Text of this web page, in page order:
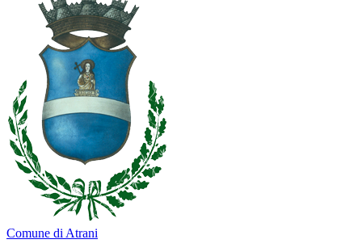
Comune di Atrani